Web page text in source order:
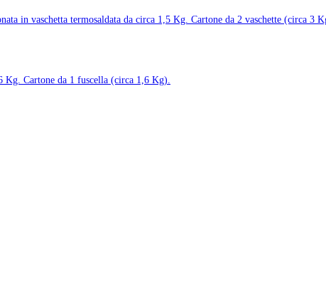
in vaschetta termosaldata da circa 1,5 Kg. Cartone da 2 vaschette (circa 3
Kg. Cartone da 1 fuscella (circa 1,6 Kg).